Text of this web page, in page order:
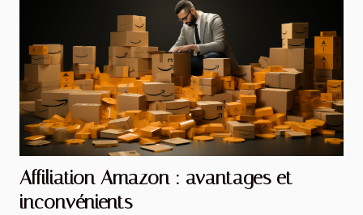
Affiliation Amazon : avantages et
inconvénients